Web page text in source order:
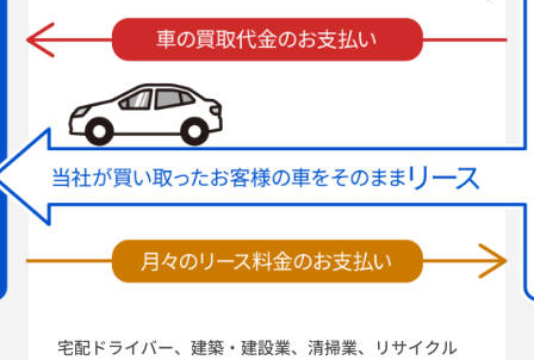
宅配ドライバー、建築・建設業、清掃業、リサイクル